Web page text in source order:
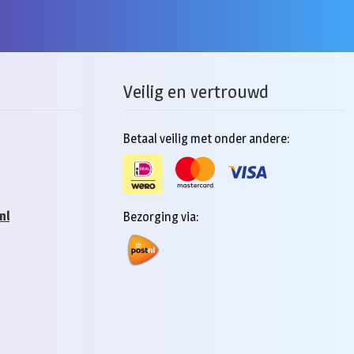
variaties.
Veilig en vertrouwd
Betaal veilig met onder andere:
Bezorging via: